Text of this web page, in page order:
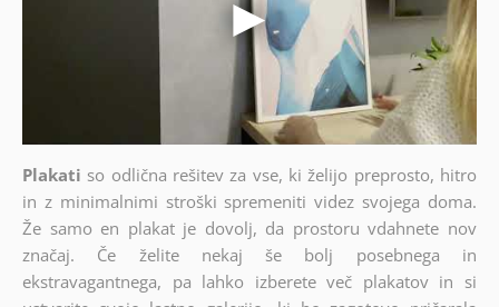
Plakati so odlična rešitev za vse, ki želijo preprosto, hitro
in z minimalnimi stroški spremeniti videz svojega doma.
Že samo en plakat je dovolj, da prostoru vdahnete nov
značaj. Če želite nekaj še bolj posebnega in
ekstravagantnega, pa lahko izberete več plakatov in si